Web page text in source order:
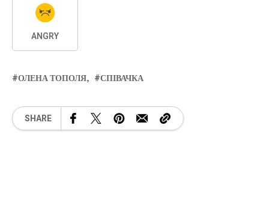
ANGRY
ОЛЕНА ТОПОЛЯ СПІВАЧКА
SHARE